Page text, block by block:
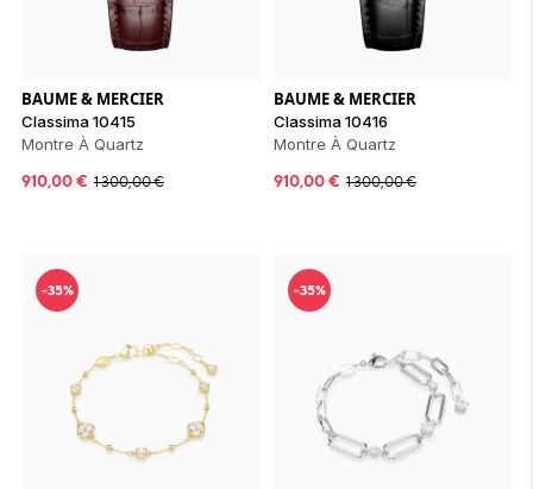
dentaire
alimentaires
Scandal Absolu
Tom Ford
BAUME & MERCIER
Classima 10415
Montre À Quartz
910,00€ 1 300,00€
BAUME & MERCIER
Classima 10416
Montre À Quartz
910,00€ 1 300,00€
-35% -35%